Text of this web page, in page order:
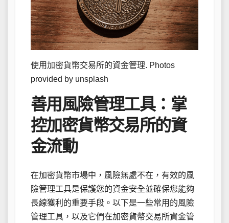
使用加密貨幣交易所的資金管理. Photos
provided by unsplash
善用風險管理工具：掌
控加密貨幣交易所的資
金流動
在加密貨幣市場中，風險無處不在，有效的風
險管理工具是保護您的資金安全並確保您能夠
長線獲利的重要手段。以下是一些常用的風險
管理工具，以及它們在加密貨幣交易所資金管